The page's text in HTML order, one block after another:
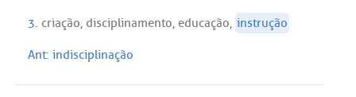
3. criação, disciplinamento, educação, instrução
Ant: indisciplinação